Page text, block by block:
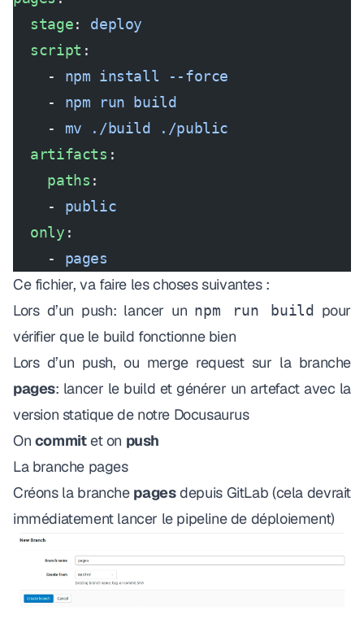
  stage
: deploy
  script
:
    -
npm install --force
    -
npm run build
    -
mv ./build ./public
  artifacts
:
    paths
:
    -
public
  only
:
    -
pages
Ce fichier, va faire les choses suivantes :
Lors d’un push: lancer un npm run build
pour
vérifier que le build fonctionne bien
Lors d’un push, ou merge request sur la branche
pages: lancer le build et générer un artefact avec la
version statique de notre Docusaurus
On commitet on push
La branche pages
Créons la branche pagesdepuis GitLab (cela devrait
immédiatement lancer le pipeline de déploiement)